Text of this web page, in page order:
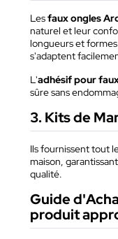
Lesfaux ongles
naturel et leur
longueurs et
s'adaptent
L'adhésif pour
sûre sans
3. Kits de
Ils fournissent tout
maison,
qualité.
Guide
produit